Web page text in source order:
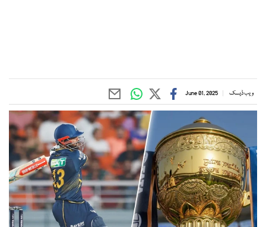
ویب ڈیسک June 01, 2025